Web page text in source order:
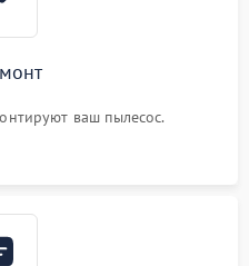
ваш пылесос.